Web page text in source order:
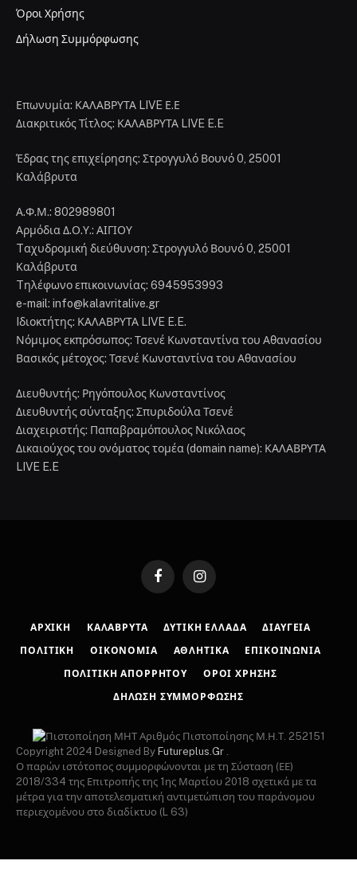
Όροι Χρήσης
Δήλωση Συμμόρφωσης
Επωνυμία: ΚΑΛΑΒΡΥΤΑ LIVE Ε.Ε
Διακριτικός Τίτλος: ΚΑΛΑΒΡΥΤΑ LIVE E.E
Έδρας της επιχείρησης: Στρογγυλό Βουνό 0, 25001
Καλάβρυτα
Α.Φ.Μ.: 802989801
Αρμόδια Δ.Ο.Υ.: ΑΙΓΙΟΥ
Tαχυδρομική διεύθυνση: Στρογγυλό Βουνό 0, 25001
Καλάβρυτα
Tηλέφωνο επικοινωνίας: 6945953993
e-mail: info@kalavritalive.gr
Iδιοκτήτης: ΚΑΛΑΒΡΥΤΑ LIVE E.E.
Νόμιμος εκπρόσωπος: Τσενέ Κωνσταντίνα του Αθανασίου
Βασικός μέτοχος: Τσενέ Κωνσταντίνα του Αθανασίου
Διευθυντής: Ρηγόπουλος Κωνσταντίνος
Διευθυντής σύνταξης: Σπυριδούλα Τσενέ
Διαχειριστής: Παπαβραμόπουλος Νικόλαος
Δικαιούχος του ονόματος τομέα (domain name): ΚΑΛΑΒΡΥΤΑ
LIVE E.E
FacebookInstagram
ΑΡΧΙΚΉ ΚΑΛΆΒΡΥΤΑ ΔΥΤΙΚΉ ΕΛΛΆΔΑ ΔΙΑΎΓΕΙΑ
ΠΟΛΙΤΙΚΉ ΟΙΚΟΝΟΜΊΑ ΑΘΛΗΤΙΚΆ ΕΠΙΚΟΙΝΩΝΊΑ
ΠΟΛΙΤΙΚΉ ΑΠΟΡΡΉΤΟΥ ΌΡΟΙ ΧΡΉΣΗΣ
ΔΉΛΩΣΗ ΣΥΜΜΌΡΦΩΣΗΣ
Αριθμός Πιστοποίησης Μ.Η.Τ. 252151
Copyright 2024 Designed By Futureplus.Gr .
Ο παρών ιστότοπος συμμορφώνονται με τη Σύσταση (ΕΕ)
2018/334 της Επιτροπής της 1ης Μαρτίου 2018 σχετικά με τα
μέτρα για την αποτελεσματική αντιμετώπιση του παράνομου
περιεχομένου στο διαδίκτυο (L 63)